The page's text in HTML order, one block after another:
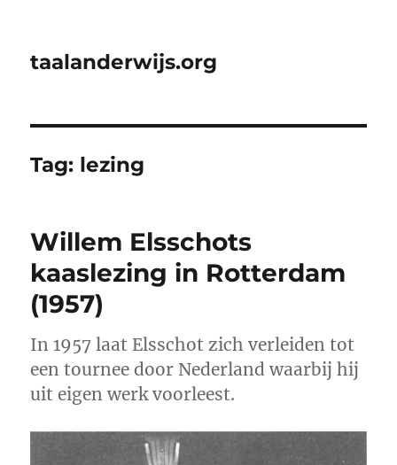
taalanderwijs.org
Tag: lezing
Willem Elsschots
kaaslezing in Rotterdam
(1957)
In 1957 laat Elsschot zich verleiden tot
een tournee door Nederland waarbij hij
uit eigen werk voorleest.